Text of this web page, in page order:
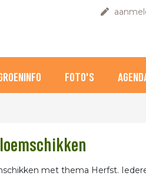
FOTO'S
met thema Herfst.